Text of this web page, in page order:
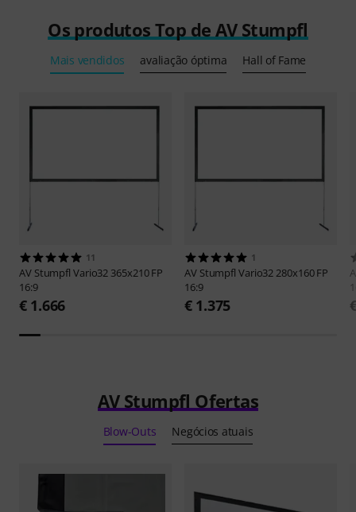
Os produtos Top de AV Stumpfl
Mais vendidos avaliação óptima Hall of Fame
11
AV Stumpfl Vario32 365x210 FP
16:9
€ 1.666
1
AV Stumpfl Vario32 280x160 FP
16:9
€ 1.375
AV Stumpfl Ofertas
Blow-Outs Negócios atuais